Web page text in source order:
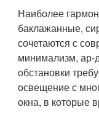
Наиболее
баклажанные,
сочетаются с
минимализм, ар-
обстановки
освещение с
окна, в которые